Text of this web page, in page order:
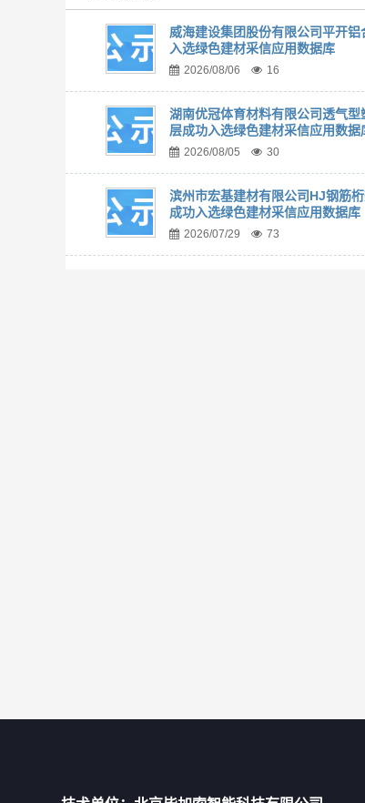
威海建设集团股份有限公司平开铝
入选绿色建材采信应用数据库
2026/08/06 16
湖南优冠体育材料有限公司透气型
层成功入选绿色建材采信应用数据
2026/08/05 30
滨州市宏基建材有限公司HJ钢筋
成功入选绿色建材采信应用数据库
2026/07/29 73